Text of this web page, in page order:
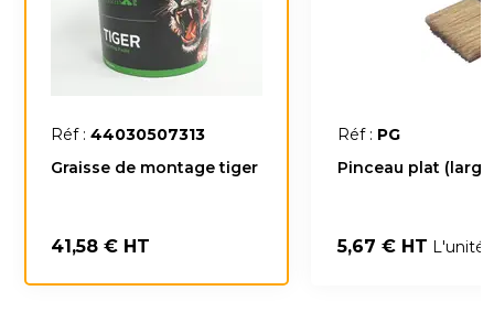
Réf : 44030507313
Graisse de montage tiger
41,58 € HT
Réf : PG
Pinceau plat
5,67 € HT L'unité